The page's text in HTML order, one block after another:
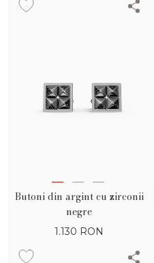
Butoni din argint cu zirconii
negre
1.130 RON